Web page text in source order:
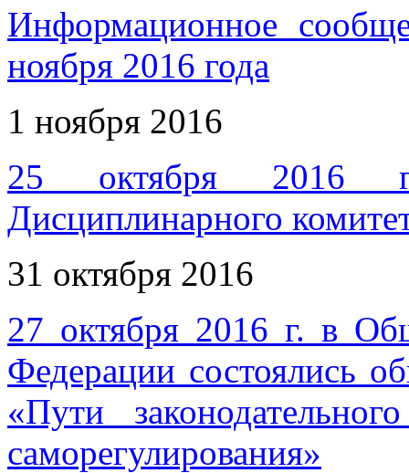
Информационное
ноября 2016 года
1 ноября 2016
25 октября 2016
Дисциплинарного
31 октября 2016
27 октября 2016 г. в
Федерации состоялись
«Пути
саморегулирования»